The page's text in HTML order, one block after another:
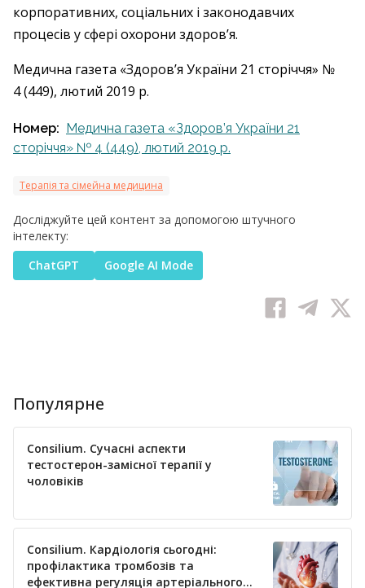
корпоративних, соціальних і законодавчих
процесів у сфері охорони здоров’я.
Медична газета «Здоров’я України 21 сторіччя» №
4 (449), лютий 2019 р.
Номер: Медична газета «Здоров’я України 21
сторіччя» № 4 (449), лютий 2019 р.
Терапія та сімейна медицина
Досліджуйте цей контент за допомогою штучного
інтелекту:
ChatGPT
Google AI Mode
Популярне
Consilium. Сучасні аспекти
тестостерон-замісної терапії у
чоловіків
Consilium. Кардіологія сьогодні:
профілактика тромбозів та
ефективна регуляція артеріального